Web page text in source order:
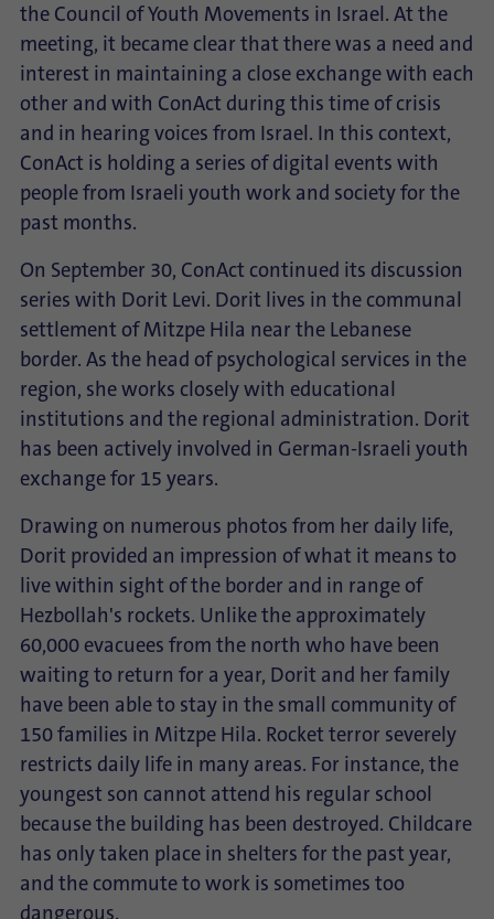
the Council of Youth Movements in Israel. At the
meeting, it became clear that there was a need and
interest in maintaining a close exchange with each
other and with ConAct during this time of crisis
and in hearing voices from Israel. In this context,
ConAct is holding a series of digital events with
people from Israeli youth work and society for the
past months.
On September 30, ConAct continued its discussion
series with Dorit Levi. Dorit lives in the communal
settlement of Mitzpe Hila near the Lebanese
border. As the head of psychological services in the
region, she works closely with educational
institutions and the regional administration. Dorit
has been actively involved in German-Israeli youth
exchange for 15 years.
Drawing on numerous photos from her daily life,
Dorit provided an impression of what it means to
live within sight of the border and in range of
Hezbollah's rockets. Unlike the approximately
60,000 evacuees from the north who have been
waiting to return for a year, Dorit and her family
have been able to stay in the small community of
150 families in Mitzpe Hila. Rocket terror severely
restricts daily life in many areas. For instance, the
youngest son cannot attend his regular school
because the building has been destroyed. Childcare
has only taken place in shelters for the past year,
and the commute to work is sometimes too
dangerous.